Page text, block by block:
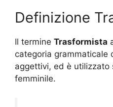
Definizione
Il termine Trasformista
categoria grammaticale
aggettivi, ed è utilizzato
femminile.